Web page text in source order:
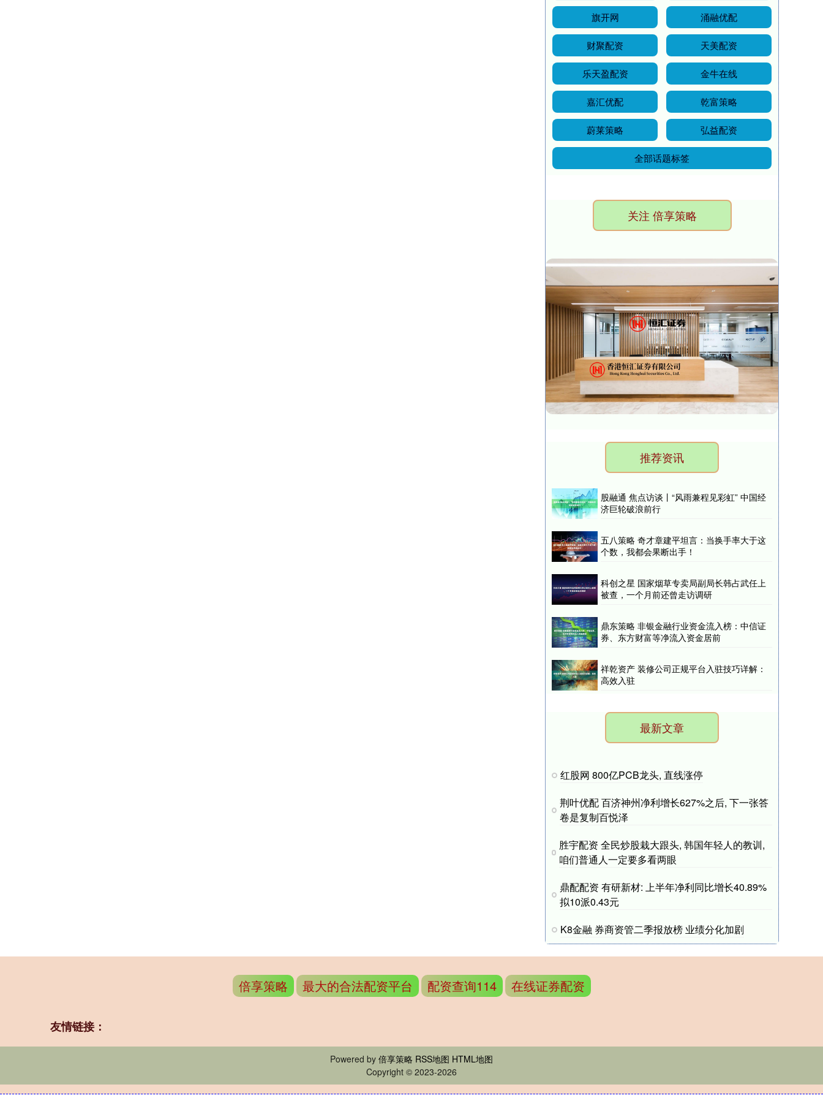
旗开网 涌融优配
财聚配资 天美配资
乐天盈配资 金牛在线
嘉汇优配 乾富策略
蔚莱策略 弘益配资
全部话题标签
关注 倍享策略
推荐资讯
股融通 焦点访谈丨“风雨兼程见彩虹” 中国经
济巨轮破浪前行
五八策略 奇才章建平坦言：当换手率大于这
个数，我都会果断出手！
科创之星 国家烟草专卖局副局长韩占武任上
被查，一个月前还曾走访调研
鼎东策略 非银金融行业资金流入榜：中信证
券、东方财富等净流入资金居前
祥乾资产 装修公司正规平台入驻技巧详解：
高效入驻
最新文章
红股网 800亿PCB龙头, 直线涨停
荆叶优配 百济神州净利增长627%之后, 下一张答
卷是复制百悦泽
胜宇配资 全民炒股栽大跟头, 韩国年轻人的教训,
咱们普通人一定要多看两眼
鼎配配资 有研新材: 上半年净利同比增长40.89%
拟10派0.43元
K8金融 券商资管二季报放榜 业绩分化加剧
倍享策略 最大的合法配资平台 配资查询114 在线证券配资
友情链接：
Powered by 倍享策略 RSS地图 HTML地图
Copyright © 2023-2026